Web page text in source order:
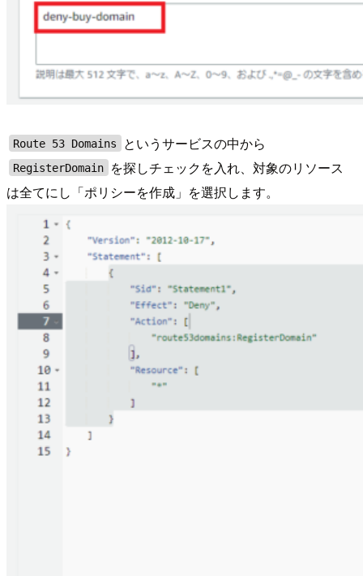
Route 53 Domains というサービスの中から
RegisterDomain
を探しチェックを入れ、対象のリソース
は全てにし「ポリシーを作成」を選択します。